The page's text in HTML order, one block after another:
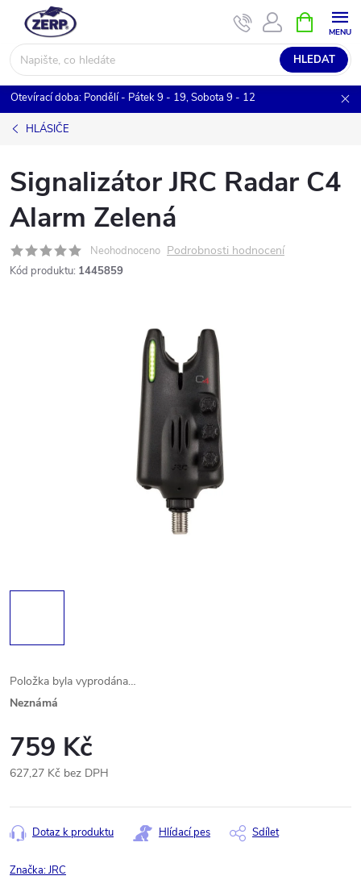
obsah
HLEDAT
NÁKUPNÍ
KOŠÍK
Otevírací doba: Pondělí - Pátek 9 - 19, Sobota 9 - 12
HLÁSIČE
Signalizátor JRC Radar C4
Alarm Zelená
Neohodnoceno Podrobnosti hodnocení
Kód produktu: 1445859
Položka byla vyprodána…
Neznámá
759 Kč
627,27 Kč bez DPH
cena:
Dotaz k produktu Hlídací pes Sdílet
Značka:JRC